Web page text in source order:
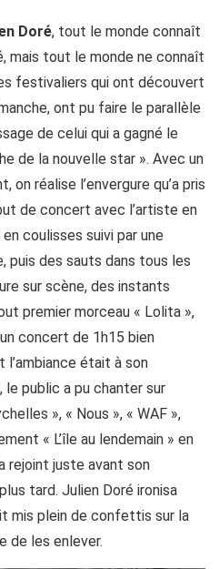
Doré, tout le monde connaît
mais tout le monde ne connaît
festivaliers qui ont découvert
ont pu faire le parallèle
de celui qui a gagné le
de la nouvelle star ». Avec un
réalise l’envergure qu’a pris
de concert avec l’artiste en
coulisses suivi par une
puis des sauts dans tous les
sur scène, des instants
premier morceau « Lolita »,
concert de 1h15 bien
était à son
public a pu chanter sur
», « Nous », « WAF »,
« L’île au lendemain » en
rejoint juste avant son
tard. Julien Doré ironisa
mis plein de confettis sur la
de les enlever.